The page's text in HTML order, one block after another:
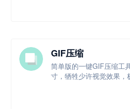
GIF压缩
简单版的一键GIF压缩工
寸，牺牲少许视觉效果，